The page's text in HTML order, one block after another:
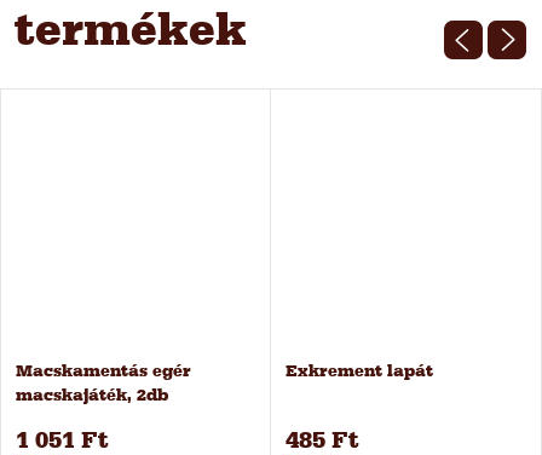
termékek
Macskamentás egér
macskajáték, 2db
1 051 Ft
Exkrement lapát
485 Ft